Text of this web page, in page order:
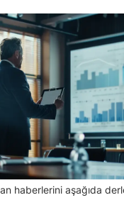
haberlerini aşağıda